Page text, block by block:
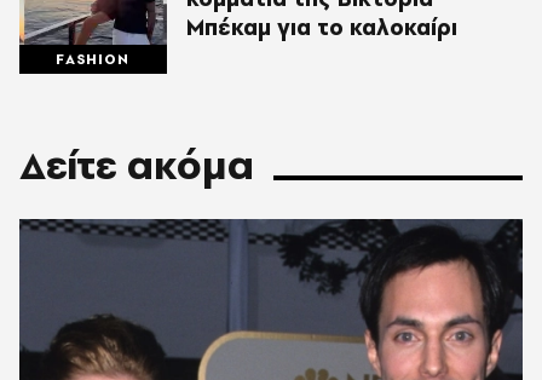
FASHION
Μπέκαμ για το καλοκαίρι
Δείτε ακόμα